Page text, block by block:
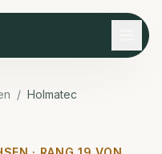
/ Holmatec